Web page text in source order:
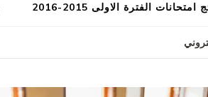
امتحانات الفترة الاولى 2015-2016